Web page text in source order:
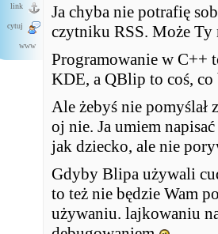
Ja chyba nie potrafię
czytniku RSS. Może Ty
Programowanie w C++
KDE, a QBlip to coś, co
Ale żebyś nie pomyślał
oj nie. Ja umiem
jak dziecko, ale nie
Gdyby Blipa używali
to też nie będzie Wam
używaniu. lajkowaniu
link
cytuj
www